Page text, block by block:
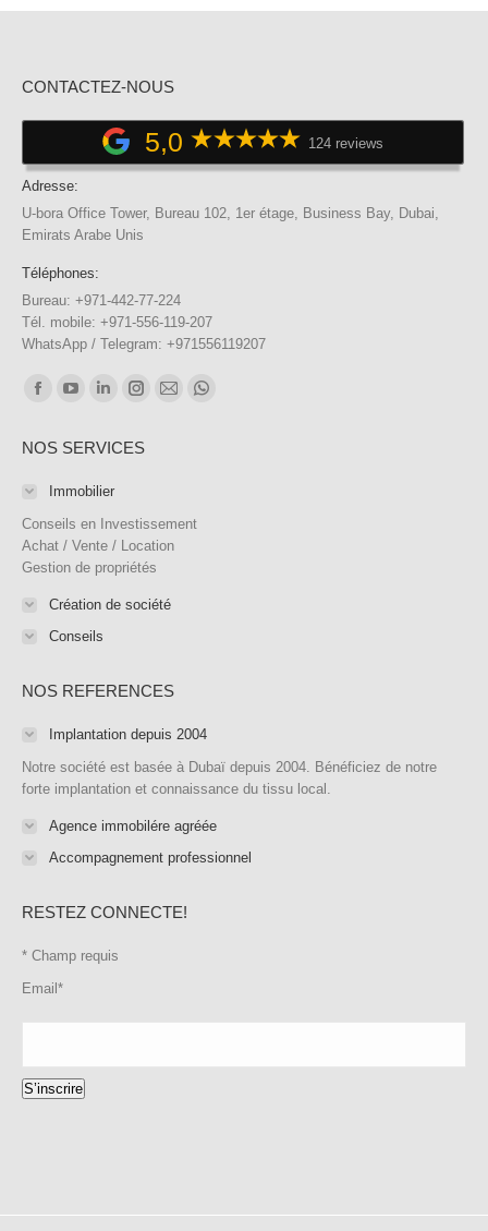
CONTACTEZ-NOUS
5,0 124 reviews
Adresse:
U-bora Office Tower, Bureau 102, 1er étage, Business Bay, Dubai,
Emirats Arabe Unis
Téléphones:
Bureau: +971-442-77-224
Tél. mobile: +971-556-119-207
WhatsApp / Telegram: +971556119207
Trouvez nous sur :
opens
window
opens
in
window
LinkedIn
opens
in
window
Instagram
opens
windownew
WhatsApp
NOS SERVICES
Immobilier
Conseils en Investissement
Achat / Vente / Location
Gestion de propriétés
Création de société
Conseils
NOS REFERENCES
Implantation depuis 2004
Notre société est basée à Dubaï depuis 2004. Bénéficiez de notre
forte implantation et connaissance du tissu local.
Agence immobilére agréée
Accompagnement professionnel
RESTEZ CONNECTE!
* Champ requis
Email *
S’inscrire